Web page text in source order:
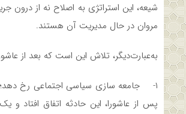
شیعه، این استراتژی به اصلاح نه از درون
مروان در حال مدیریت آن هستند.
به‌عبارت‌دیگر، تلاش این است که بعد از
۱- جامعه سازی سیاسی اجتماعی رخ دهد؛
پس از عاشورا، این حادثه اتفاق افتاد